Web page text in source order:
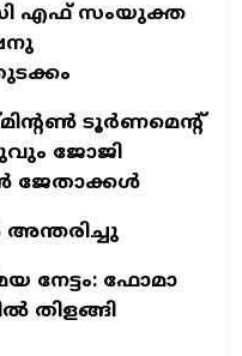
എഫ് സംയുക്ത
ടൂർണമെന്റ്
ജോജി
ജേതാക്കൾ
അന്തരിച്ചു
നേട്ടം: ഫോമാ
തിളങ്ങി